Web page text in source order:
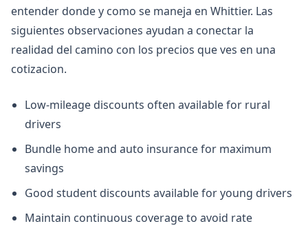
entender donde y como se maneja en Whittier. Las
siguientes observaciones ayudan a conectar la
realidad del camino con los precios que ves en una
cotizacion.
Low-mileage discounts often available for rural
drivers
Bundle home and auto insurance for maximum
savings
Good student discounts available for young drivers
Maintain continuous coverage to avoid rate